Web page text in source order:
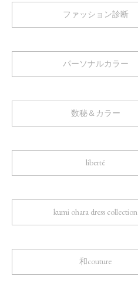
ファッション診断
パーソナルカラー
数秘＆カラー
liberté
kumi ohara dress collection
和couture